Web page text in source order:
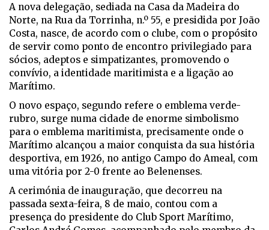
A nova delegação, sediada na Casa da Madeira do
Norte, na Rua da Torrinha, n.º 55, e presidida por João
Costa, nasce, de acordo com o clube, com o propósito
de servir como ponto de encontro privilegiado para
sócios, adeptos e simpatizantes, promovendo o
convívio, a identidade maritimista e a ligação ao
Marítimo.
O novo espaço, segundo refere o emblema verde-
rubro, surge numa cidade de enorme simbolismo
para o emblema maritimista, precisamente onde o
Marítimo alcançou a maior conquista da sua história
desportiva, em 1926, no antigo Campo do Ameal, com
uma vitória por 2-0 frente ao Belenenses.
A cerimónia de inauguração, que decorreu na
passada sexta-feira, 8 de maio, contou com a
presença do presidente do Club Sport Marítimo,